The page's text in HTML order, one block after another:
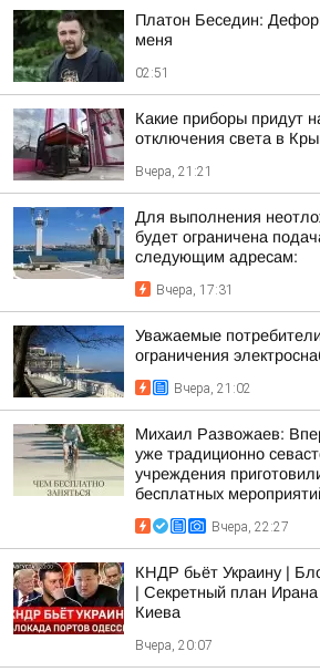
Платон Беседин:
меня
02:51
Какие приборы придут
отключения света в
Вчера, 21:21
Для выполнения
будет ограничена
следующим адресам:
Вчера, 17:31
Уважаемые
ограничения
Вчера, 21:02
Михаил Развожаев:
уже традиционно
учреждения
бесплатных
Вчера, 22:27
КНДР бьёт Украину |
| Секретный план
Киева
Вчера, 20:07